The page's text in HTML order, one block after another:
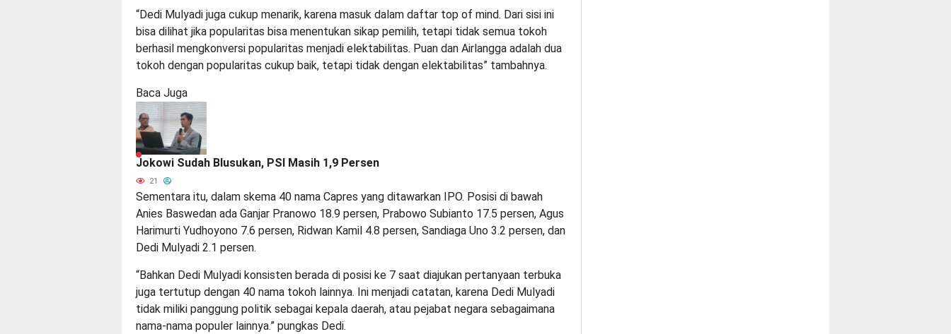
“Dedi Mulyadi juga cukup menarik, karena masuk dalam daftar top of mind. Dari sisi ini
bisa dilihat jika popularitas bisa menentukan sikap pemilih, tetapi tidak semua tokoh
berhasil mengkonversi popularitas menjadi elektabilitas. Puan dan Airlangga adalah dua
tokoh dengan popularitas cukup baik, tetapi tidak dengan elektabilitas” tambahnya.
Baca Juga
Jokowi Sudah Blusukan, PSI Masih 1,9 Persen
21
Sementara itu, dalam skema 40 nama Capres yang ditawarkan IPO. Posisi di bawah
Anies Baswedan ada Ganjar Pranowo 18.9 persen, Prabowo Subianto 17.5 persen, Agus
Harimurti Yudhoyono 7.6 persen, Ridwan Kamil 4.8 persen, Sandiaga Uno 3.2 persen, dan
Dedi Mulyadi 2.1 persen.
“Bahkan Dedi Mulyadi konsisten berada di posisi ke 7 saat diajukan pertanyaan terbuka
juga tertutup dengan 40 nama tokoh lainnya. Ini menjadi catatan, karena Dedi Mulyadi
tidak miliki panggung politik sebagai kepala daerah, atau pejabat negara sebagaimana
nama-nama populer lainnya.” pungkas Dedi.